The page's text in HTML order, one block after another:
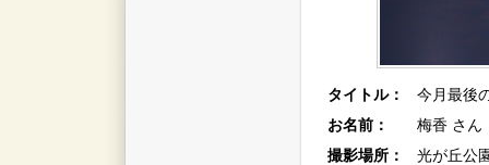
タイトル：
今月最後
お名前：
梅香 さん
撮影場所：
光が丘公